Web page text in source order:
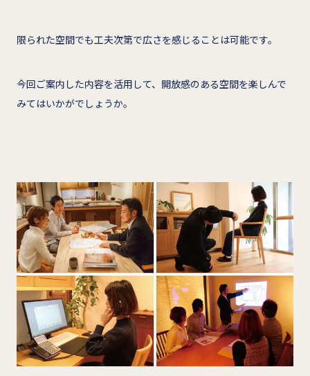
限られた空間でも工夫次第で広さを感じることは可能です。
今回ご案内した内容を活用して、開放感のある空間を楽しんで
みてはいかがでしょうか。